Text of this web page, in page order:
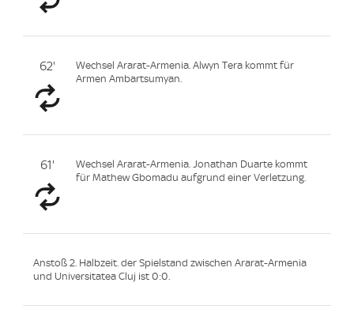
62'
Wechsel Ararat-Armenia. Alwyn Tera kommt für
Armen Ambartsumyan.
61'
Wechsel Ararat-Armenia. Jonathan Duarte kommt
für Mathew Gbomadu aufgrund einer Verletzung.
Anstoß 2. Halbzeit. der Spielstand zwischen Ararat-Armenia
und Universitatea Cluj ist 0:0.